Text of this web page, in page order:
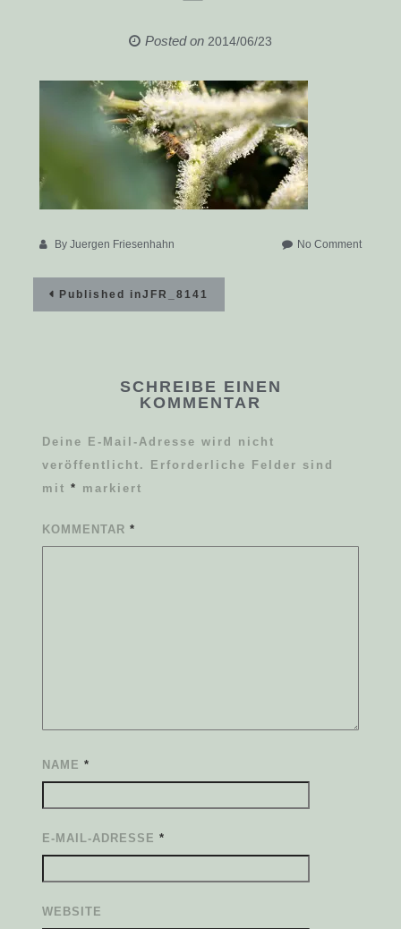
Posted on 2014/06/23
ByJuergen Friesenhahn No Commenton
Beitragsnavigation
Published inJFR_8141
SCHREIBE EINEN
KOMMENTAR
Deine E-Mail-Adresse wird nicht
veröffentlicht.
Erforderliche Felder sind
mit* markiert
KOMMENTAR*
NAME*
E-MAIL-ADRESSE*
WEBSITE